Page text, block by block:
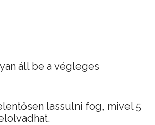
áll be a végleges
lassulni fog, mivel 5